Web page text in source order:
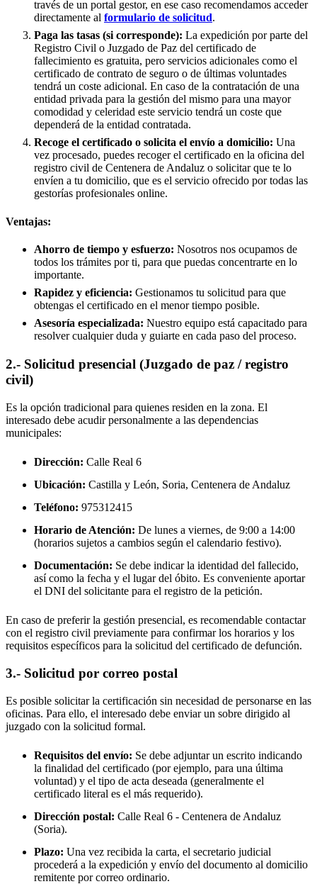
través de un portal gestor, en ese caso recomendamos acceder
directamente al formulario de solicitud.
Paga las tasas (si corresponde): La expedición por parte del
Registro Civil o Juzgado de Paz del certificado de
fallecimiento es gratuita, pero servicios adicionales como el
certificado de contrato de seguro o de últimas voluntades
tendrá un coste adicional. En caso de la contratación de una
entidad privada para la gestión del mismo para una mayor
comodidad y celeridad este servicio tendrá un coste que
dependerá de la entidad contratada.
Recoge el certificado o solicita el envío a domicilio: Una
vez procesado, puedes recoger el certificado en la oficina del
registro civil de Centenera de Andaluz o solicitar que te lo
envíen a tu domicilio, que es el servicio ofrecido por todas las
gestorías profesionales online.
Ventajas:
Ahorro de tiempo y esfuerzo: Nosotros nos ocupamos de
todos los trámites por ti, para que puedas concentrarte en lo
importante.
Rapidez y eficiencia: Gestionamos tu solicitud para que
obtengas el certificado en el menor tiempo posible.
Asesoría especializada: Nuestro equipo está capacitado para
resolver cualquier duda y guiarte en cada paso del proceso.
2.- Solicitud presencial (Juzgado de paz / registro
civil)
Es la opción tradicional para quienes residen en la zona. El
interesado debe acudir personalmente a las dependencias
municipales:
Dirección: Calle Real 6
Ubicación: Castilla y León, Soria, Centenera de Andaluz
Teléfono: 975312415
Horario de Atención: De lunes a viernes, de 9:00 a 14:00
(horarios sujetos a cambios según el calendario festivo).
Documentación: Se debe indicar la identidad del fallecido,
así como la fecha y el lugar del óbito. Es conveniente aportar
el DNI del solicitante para el registro de la petición.
En caso de preferir la gestión presencial, es recomendable contactar
con el registro civil previamente para confirmar los horarios y los
requisitos específicos para la solicitud del certificado de defunción.
3.- Solicitud por correo postal
Es posible solicitar la certificación sin necesidad de personarse en las
oficinas. Para ello, el interesado debe enviar un sobre dirigido al
juzgado con la solicitud formal.
Requisitos del envío: Se debe adjuntar un escrito indicando
la finalidad del certificado (por ejemplo, para una última
voluntad) y el tipo de acta deseada (generalmente el
certificado literal es el más requerido).
Dirección postal: Calle Real 6 - Centenera de Andaluz
(Soria).
Plazo: Una vez recibida la carta, el secretario judicial
procederá a la expedición y envío del documento al domicilio
remitente por correo ordinario.